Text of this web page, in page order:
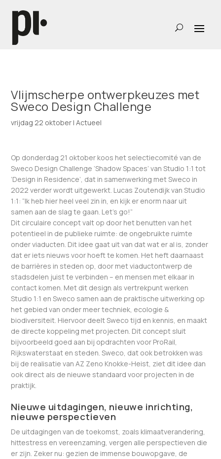
Vlijmscherpe ontwerpkeuzes met
Sweco Design Challenge
vrijdag 22 oktober |Actueel
Op donderdag 21 oktober koos het selectiecomité van de
Sweco Design Challenge ‘Shadow Spaces’ van Studio 1:1 tot
‘Design in Residence’, dat in samenwerking met Sweco in
2022 verder wordt uitgewerkt. Lucas Zoutendijk van Studio
1:1: “Ik heb hier heel veel zin in, en kijk er enorm naar uit
samen aan de slag te gaan. Let’s go!”
Dit circulaire concept valt op door het benutten van het
potentieel in de publieke ruimte: de ongebruikte ruimte
onder viaducten. Dit idee gaat uit van dat wat er al is, zonder
dat er iets nieuws voor hoeft te komen. Het heft daarnaast
de barrières in steden op, door met viaductontwerp de
stadsdelen juist te verbinden – en mensen met elkaar in
contact komen. Met dit design als vertrekpunt werken
Studio 1:1 en Sweco samen aan de praktische uitwerking op
het gebied van onder meer techniek, ecologie &
biodiversiteit. Hiervoor deelt Sweco tijd en kennis, en maakt
de directe koppeling met projecten. Dit concept sluit
bijvoorbeeld goed aan bij opdrachten voor ProRail,
Rijkswaterstaat en steden. Sweco, dat ook betrokken was
bij de realisatie van AZ Zeno Knokke-Heist, ziet dit idee dan
ook direct als de nieuwe standaard voor projecten in de
praktijk.
Nieuwe uitdagingen, nieuwe inrichting,
nieuwe perspectieven
De uitdagingen van de toekomst, zoals klimaatverandering,
hittestress en vereenzaming, vergen alle perspectieven die
er zijn. Zeker nu: gezien de immense bouwopgave, de